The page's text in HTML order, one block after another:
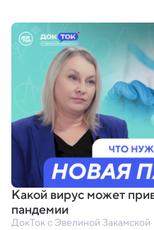
Какой вирус может
пандемии
ДокТок с Эвелиной Закамской